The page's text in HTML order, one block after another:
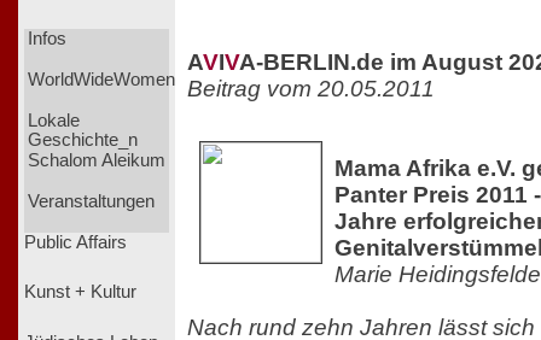
Infos
WorldWideWomen
Lokale
Geschichte_n
Schalom Aleikum
Veranstaltungen
Public Affairs
Kunst + Kultur
AVIVA-BERLIN.de im August
Beitrag vom 20.05.2011
Mama Afrika e.V.
Panter Preis 2011
Jahre
Marie
Nach rund zehn Jahren lässt